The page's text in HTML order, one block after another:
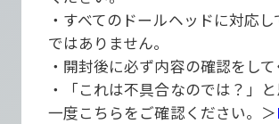
・すべてのドールヘッドに対応
ではありません。
・開封後に必ず内容の確認をして
・「これは不具合なのでは？」
一度こちらをご確認ください。＞